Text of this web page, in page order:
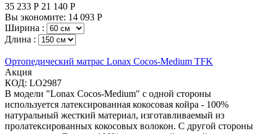
35 233 Р 21 140 Р
Вы экономите: 14 093 Р
Ширина :
Длина :
Ортопедический матрас Lonax Cocos-Medium TFK
Aкция
КОД: LO2987
В модели "Lonax Cocos-Medium" с одной стороны
используется латексированная кокосовая койра - 100%
натуральный жесткий материал, изготавливаемый из
пролатексированных кокосовых волокон. С другой стороны